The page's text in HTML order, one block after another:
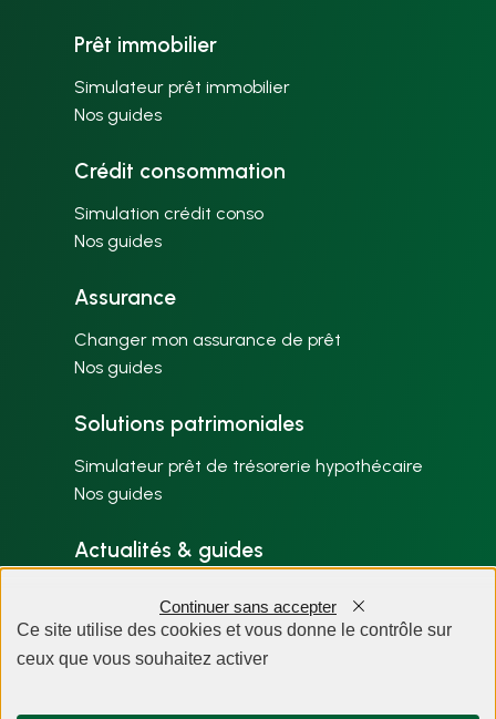
Prêt immobilier
Simulateur prêt immobilier
Nos guides
Crédit consommation
Simulation crédit conso
Nos guides
Assurance
Changer mon assurance de prêt
Nos guides
Solutions patrimoniales
Simulateur prêt de trésorerie hypothécaire
Nos guides
Actualités & guides
Plan du site
Ce site utilise des cookies et vous donne le contrôle sur
ceux que vous souhaitez activer
Continuer sans accepter